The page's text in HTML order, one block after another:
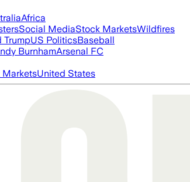
Africa
Social MediaStock MarketsWildfires
TrumpUS PoliticsBaseball
BurnhamArsenal FC
MarketsUnited States